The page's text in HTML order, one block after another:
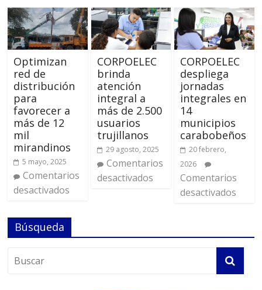
Optimizan
red de
distribución
para
favorecer a
más de 12
mil
mirandinos
5 mayo, 2025
Comentarios
desactivados
CORPOELEC
brinda
atención
integral a
más de 2.500
usuarios
trujillanos
29 agosto, 2025
Comentarios
desactivados
CORPOELEC
despliega
jornadas
integrales en
14
municipios
carabobeños
20 febrero,
2026
Comentarios
desactivados
Búsqueda